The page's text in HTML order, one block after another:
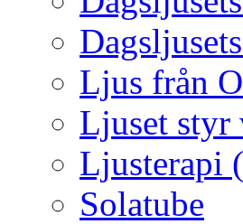
Ljus från
Ljuset styr
Ljusterapi
Solatube